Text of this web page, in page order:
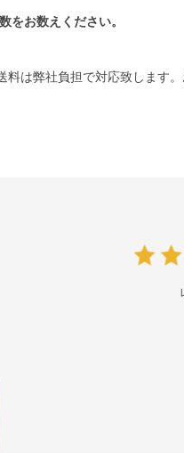
をお数えください。
は弊社負担で対応致します